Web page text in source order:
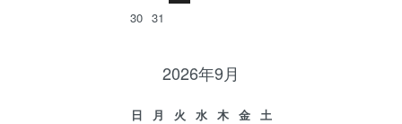
30 31
2026年9月
日 月 火 水 木 金
土